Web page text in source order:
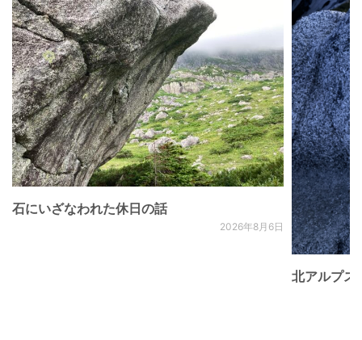
石にいざなわれた休日の話
2026年8月6日
北アルプ